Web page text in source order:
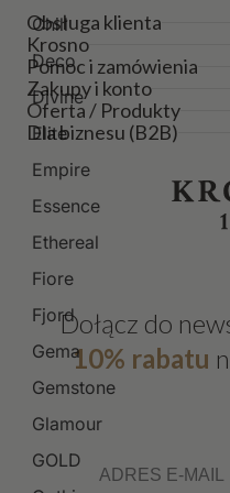
Chill
Deco
Divine
Elite
Empire
Essence
Ethereal
Fiore
Fjord
Gema
Gemstone
Glamour
GOLD
Obsługa klienta
Krosno
Pomoc i zamówienia
Zakupy i konto
Oferta / Produkty
Dla biznesu (B2B)
Dołącz do
10% rabatu